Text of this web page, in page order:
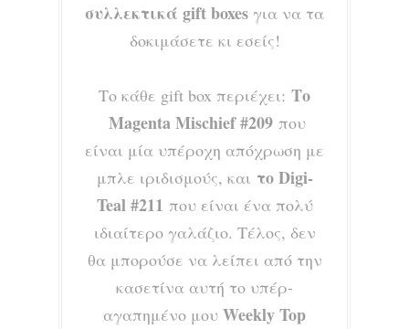
συλλεκτικά gift boxes για να τα
δοκιμάσετε κι εσείς!
Το κάθε gift box περιέχει: Το
Magenta Mischief #209 που
είναι μία υπέροχη απόχρωση με
μπλε ιριδισμούς, και το Digi-
Teal #211 που είναι ένα πολύ
ιδιαίτερο γαλάζιο. Τέλος, δεν
θα μπορούσε να λείπει από την
κασετίνα αυτή το υπέρ-
αγαπημένο μου Weekly Top